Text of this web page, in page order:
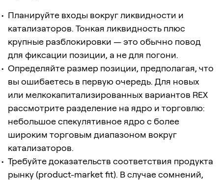
Планируйте входы вокруг ликвидности и
катализаторов. Тонкая ликвидность плюс
крупные разблокировки — это обычно повод
для фиксации позиции, а не для погони.
Определяйте размер позиции, предполагая, что
вы ошибаетесь в первую очередь. Для новых
или мелкокапитализированных вариантов REX
рассмотрите разделение на ядро и торговлю:
небольшое спекулятивное ядро с более
широким торговым диапазоном вокруг
катализаторов.
Требуйте доказательств соответствия продукта
рынку (product-market fit). В случае сомнений,